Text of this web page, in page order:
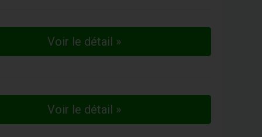
Voir le détail »
Voir le détail »